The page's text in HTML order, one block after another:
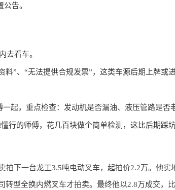
告。
去看车。
料”、“无法提供合规发票”，这类车源后期上牌或
起，重点检查：发动机是否漏油、液压管路是否
行的师傅，花几百块做个简单检测，这比后期踩
拍下一台龙工3.5吨电动叉车，起拍价2.2万。他实
型全换内燃叉车才拍卖。最终他以2.8万成交，比